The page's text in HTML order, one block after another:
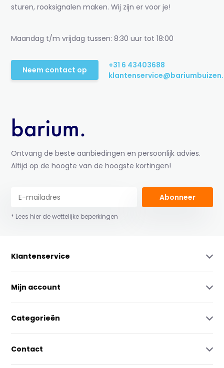
sturen, rooksignalen maken. Wij zijn er voor je!
Maandag t/m vrijdag tussen: 8:30 uur tot 18:00
Neem contact op
+31 6 43403688
Ontvang de beste aanbiedingen en persoonlijk advies.
Altijd op de hoogte van de hoogste kortingen!
Abonneer
* Lees hier de wettelijke beperkingen
Klantenservice
Mijn account
Categorieën
Contact